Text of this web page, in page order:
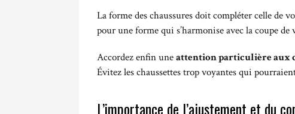
La forme des chaussures doit compléter celle de
pour une forme qui s’harmonise avec la coupe
Accordez enfin uneattention particulière aux
Évitez les chaussettes trop voyantes qui
L’importance de l’ajustement et du